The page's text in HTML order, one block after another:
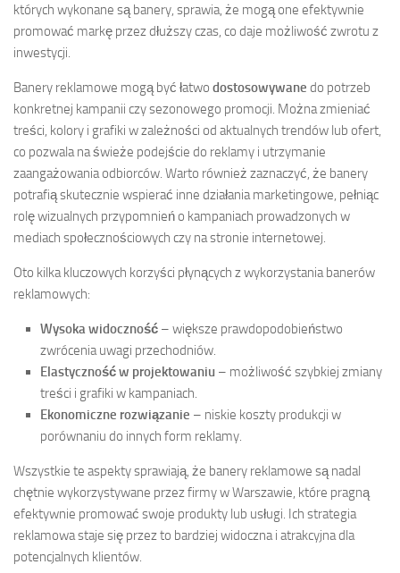
których wykonane są banery, sprawia, że mogą one efektywnie
promować markę przez dłuższy czas, co daje możliwość zwrotu z
inwestycji.
Banery reklamowe mogą być łatwo dostosowywane do potrzeb
konkretnej kampanii czy sezonowego promocji. Można zmieniać
treści, kolory i grafiki w zależności od aktualnych trendów lub ofert,
co pozwala na świeże podejście do reklamy i utrzymanie
zaangażowania odbiorców. Warto również zaznaczyć, że banery
potrafią skutecznie wspierać inne działania marketingowe, pełniąc
rolę wizualnych przypomnień o kampaniach prowadzonych w
mediach społecznościowych czy na stronie internetowej.
Oto kilka kluczowych korzyści płynących z wykorzystania banerów
reklamowych:
Wysoka widoczność – większe prawdopodobieństwo
zwrócenia uwagi przechodniów.
Elastyczność w projektowaniu – możliwość szybkiej zmiany
treści i grafiki w kampaniach.
Ekonomiczne rozwiązanie – niskie koszty produkcji w
porównaniu do innych form reklamy.
Wszystkie te aspekty sprawiają, że banery reklamowe są nadal
chętnie wykorzystywane przez firmy w Warszawie, które pragną
efektywnie promować swoje produkty lub usługi. Ich strategia
reklamowa staje się przez to bardziej widoczna i atrakcyjna dla
potencjalnych klientów.